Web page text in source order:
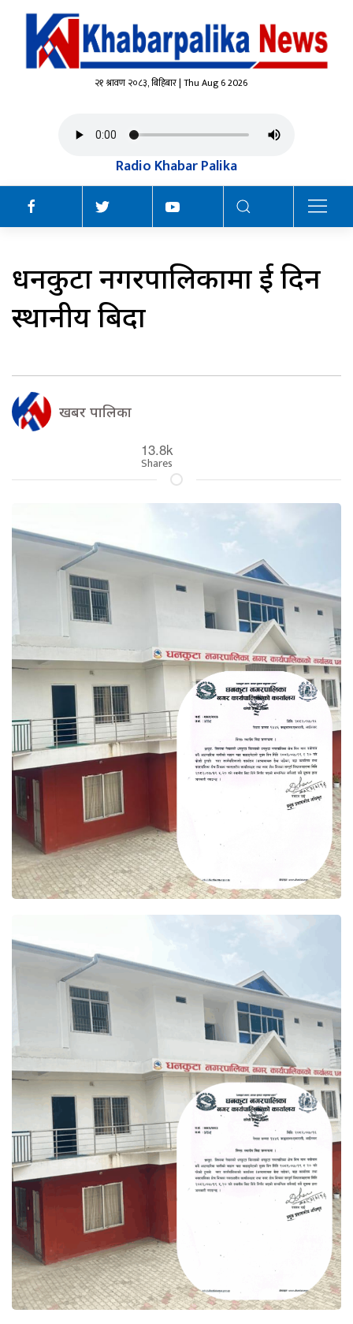
२१ श्रावण २०८३, बिहिबार | Thu Aug 6 2026
Radio Khabar Palika
धनकुटा नगरपालिकामा दुई दिन
स्थानीय बिदा
खबर पालिका
13.8k
Shares